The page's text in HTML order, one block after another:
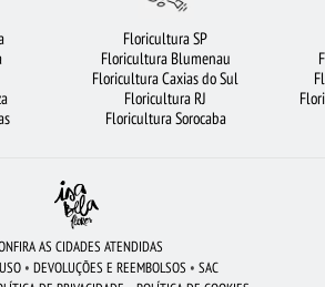
FLORICULTURA SANTO ANDRÉ
CESTA DE CHOCOLATE ROSAS VERMELHAS
JOSÉ DOS CAMPOS
MANHÃ ORQUÍDEAS CESTA DE FRUTAS
Floricultura SP
Floricultura Blumenau
Floricultura Caxias do Sul
Floricultura RJ
Floricultura Sorocaba
AS CIDADES ATENDIDAS
• DEVOLUÇÕES E REEMBOLSOS • SAC